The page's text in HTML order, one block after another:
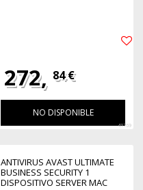
272, 84 €
NO DISPONIBLE
41769
ANTIVIRUS AVAST ULTIMATE
BUSINESS SECURITY 1
DISPOSITIVO SERVER MAC